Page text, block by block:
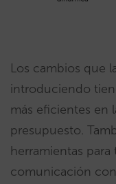
Los cambios que
introduciendo
más eficientes en
presupuesto.
herramientas
comunicación